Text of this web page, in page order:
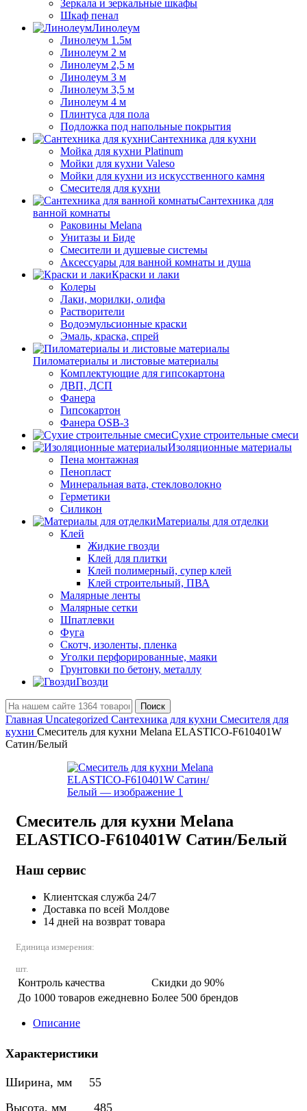
Зеркала и зеркальные шкафы
Шкаф пенал
Линолеум
Линолеум 1.5м
Линолеум 2 м
Линолеум 2,5 м
Линолеум 3 м
Линолеум 3,5 м
Линолеум 4 м
Плинтуса для пола
Подложка под напольные покрытия
Сантехника для кухни
Мойка для кухни Platinum
Мойки для кухни Valeso
Мойки для кухни из искусственного камня
Смесителя для кухни
Сантехника для
ванной комнаты
Раковины Melana
Унитазы и Биде
Смесители и душевые системы
Аксессуары для ванной комнаты и душа
Краски и лаки
Колеры
Лаки, морилки, олифа
Растворители
Водоэмульсионные краски
Эмаль, краска, спрей
Пиломатериалы и листовые материалы
Комплектующие для гипсокартона
ДВП, ДСП
Фанера
Гипсокартон
Фанера OSB-3
Сухие строительные смеси
Изоляционные материалы
Пена монтажная
Пенопласт
Минеральная вата, стекловолокно
Герметики
Силикон
Материалы для отделки
Клей
Жидкие гвозди
Клей для плитки
Клей полимерный, супер клей
Клей строительный, ПВА
Малярные ленты
Малярные сетки
Шпатлевки
Фуга
Скотч, изоленты, пленка
Уголки перфорированные, маяки
Грунтовки по бетону, металлу
Гвозди
Поиск
Главная Uncategorized Сантехника для кухни Смесителя для
кухни Смеситель для кухни Melana ELASTICO-F610401W
Сатин/Белый
Смеситель для кухни Melana
ELASTICO-F610401W Сатин/Белый
Наш сервис
Клиентская служба 24/7
Доставка по всей Молдове
14 дней на возврат товара
Единица измерения:
шт.
Контроль качества
Скидки до 90%
До 1000 товаров ежедневно Более 500 брендов
Описание
Характеристики
Ширина, мм 55
Высота, мм 485